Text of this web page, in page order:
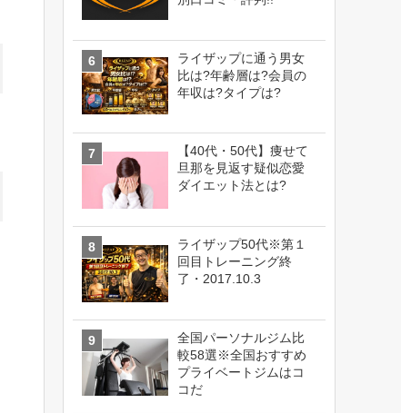
ライザップに通う男女
比は?年齢層は?会員の
年収は?タイプは?
【40代・50代】痩せて
旦那を見返す疑似恋愛
ダイエット法とは?
ライザップ50代※第１
回目トレーニング終
了・2017.10.3
全国パーソナルジム比
較58選※全国おすすめ
プライベートジムはコ
コだ